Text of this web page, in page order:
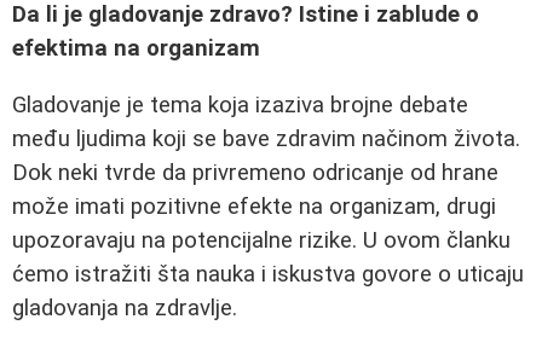
Da li je gladovanje zdravo? Istine i zablude o
efektima na organizam
Gladovanje je tema koja izaziva brojne debate
među ljudima koji se bave zdravim načinom života.
Dok neki tvrde da privremeno odricanje od hrane
može imati pozitivne efekte na organizam, drugi
upozoravaju na potencijalne rizike. U ovom članku
ćemo istražiti šta nauka i iskustva govore o uticaju
gladovanja na zdravlje.